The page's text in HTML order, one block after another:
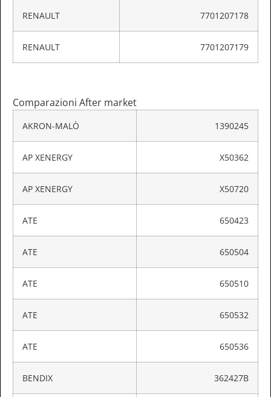
RENAULT 7701207178
RENAULT 7701207179
Comparazioni After market
AKRON-MALÒ 1390245
AP XENERGY X50362
AP XENERGY X50720
ATE 650423
ATE 650504
ATE 650510
ATE 650532
ATE 650536
BENDIX 362427B